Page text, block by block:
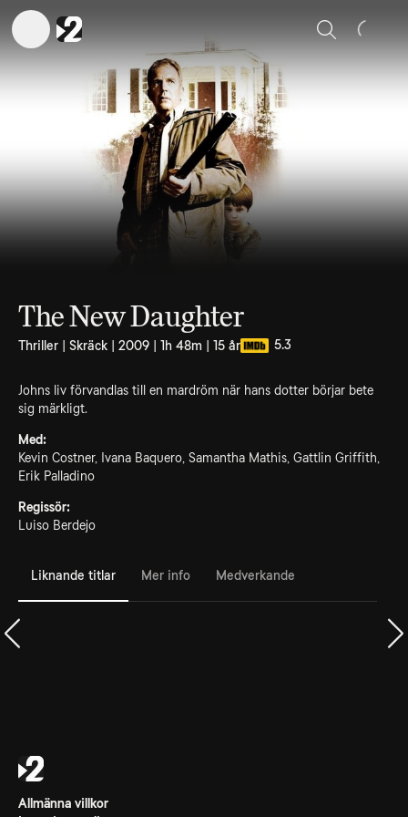
Sök
The New Daughter
Thriller | Skräck | 2009 | 1h 48m | 15 år 5.3
Johns liv förvandlas till en mardröm när hans dotter börjar bete
sig märkligt.
Med:
Kevin Costner, Ivana Baquero, Samantha Mathis, Gattlin Griffith,
Erik Palladino
Regissör:
Luiso Berdejo
Liknande titlar Mer info Medverkande
Allmänna villkor